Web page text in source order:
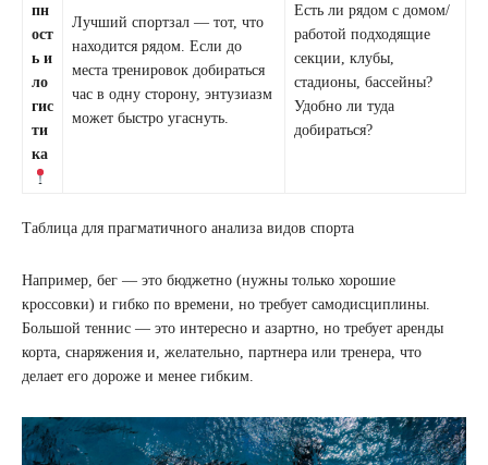
пн
ост
ь и
ло
гис
ти
ка
Лучший спортзал — тот, что
находится рядом. Если до
места тренировок добираться
час в одну сторону, энтузиазм
может быстро угаснуть.
Есть ли рядом с домом/
работой подходящие
секции, клубы,
стадионы, бассейны?
Удобно ли туда
добираться?
Таблица для прагматичного анализа видов спорта
Например, бег — это бюджетно (нужны только хорошие
кроссовки) и гибко по времени, но требует самодисциплины.
Большой теннис — это интересно и азартно, но требует аренды
корта, снаряжения и, желательно, партнера или тренера, что
делает его дороже и менее гибким.